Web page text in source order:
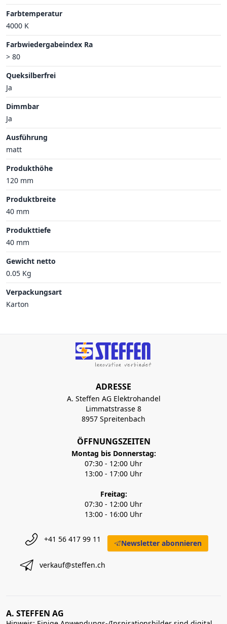
Farbtemperatur
4000 K
Farbwiedergabeindex Ra
> 80
Queksilberfrei
Ja
Dimmbar
Ja
Ausführung
matt
Produkthöhe
120 mm
Produktbreite
40 mm
Produkttiefe
40 mm
Gewicht netto
0.05 Kg
Verpackungsart
Karton
ADRESSE
A. Steffen AG Elektrohandel
Limmatstrasse 8
8957 Spreitenbach
ÖFFNUNGSZEITEN
Montag bis Donnerstag:
07:30 - 12:00 Uhr
13:00 - 17:00 Uhr
Freitag:
07:30 - 12:00 Uhr
13:00 - 16:00 Uhr
+41 56 417 99 11
verkauf@steffen.ch
Newsletter abonnieren
A. STEFFEN AG